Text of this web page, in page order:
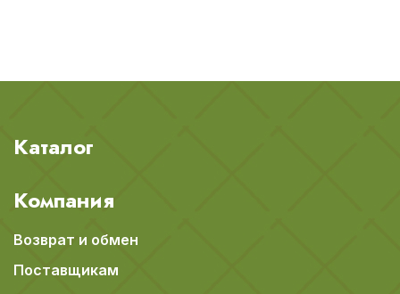
Каталог
Компания
Возврат и обмен
Поставщикам